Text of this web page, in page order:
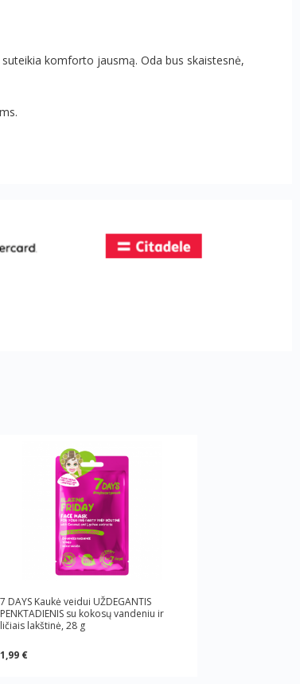
komforto jausmą. Oda bus skaistesnė,
7 DAYS Kaukė veidui UŽDEGANTIS
PENKTADIENIS su kokosų vandeniu ir
ličiais lakštinė, 28 g
1,99 €